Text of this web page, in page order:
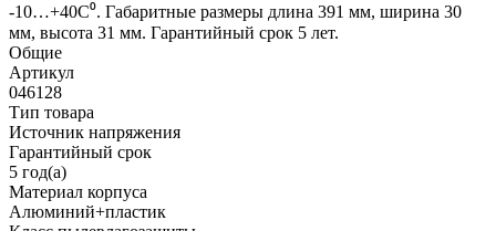
-10…+40C⁰. Габаритные размеры длина 391 мм, ширина 30
мм, высота 31 мм. Гарантийный срок 5 лет.
Общие
Артикул
046128
Тип товара
Источник напряжения
Гарантийный срок
5 год(а)
Материал корпуса
Алюминий+пластик